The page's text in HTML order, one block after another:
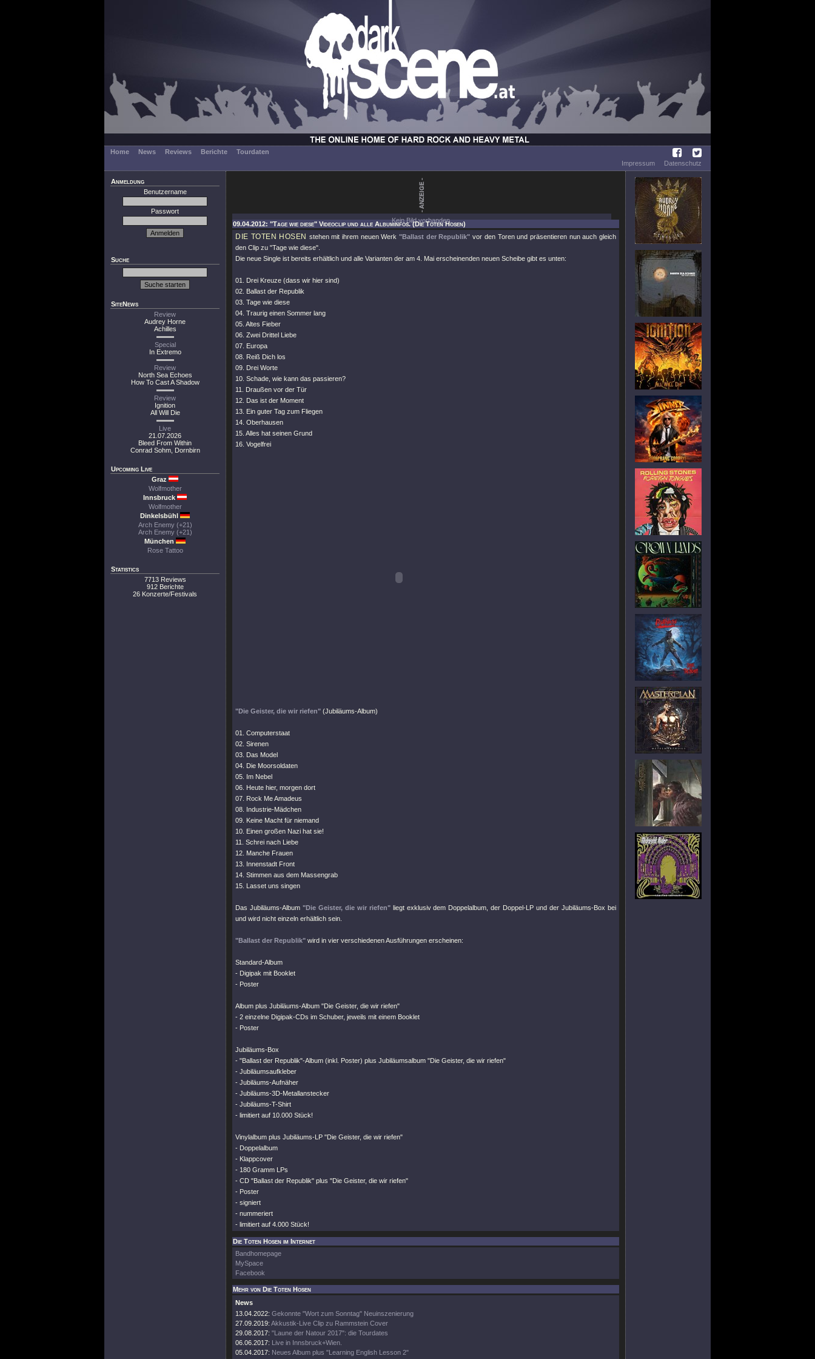
Home News Reviews Berichte
Tourdaten
Impressum
Datenschutz
Anmeldung
Benutzername
Passwort
Suche
SiteNews
Review
Audrey Horne
Achilles
Special
In Extremo
Review
North Sea Echoes
How To Cast A Shadow
Review
Ignition
All Will Die
Live
21.07.2026
Bleed From Within
Conrad Sohm, Dornbirn
Upcoming Live
Graz
Wolfmother
Innsbruck
Wolfmother
Dinkelsbühl
Arch Enemy (+21)
Arch Enemy (+21)
München
Rose Tattoo
Statistics
7713 Reviews
912 Berichte
26 Konzerte/Festivals
Kein Bild vorhanden.
09.04.2012: "Tage wie diese" Videoclip und alle Albuminfos. (Die Toten Hosen)
DIE TOTEN HOSEN stehen mit ihrem neuen Werk"Ballast der Republik" vor den Toren und präsentieren nun auch gleich
den Clip zu "Tage wie diese"
Die neue Single ist bereits erhältlich und alle Varianten der am 4. Mai erscheinenden neuen Scheibe gibt es unten:
01. Drei Kreuze (dass wir hier sind)
02. Ballast der Republik
03. Tage wie diese
04. Traurig einen Sommer lang
05. Altes Fieber
06. Zwei Drittel Liebe
07. Europa
08. Reiß Dich los
09. Drei Worte
10. Schade, wie kann das passieren?
11. Draußen vor der Tür
12. Das ist der Moment
13. Ein guter Tag zum Fliegen
14. Oberhausen
15. Alles hat seinen Grund
16. Vogelfrei
"Die Geister, die wir riefen" (Jubiläums-Album)
01. Computerstaat
02. Sirenen
03. Das Model
04. Die Moorsoldaten
05. Im Nebel
06. Heute hier, morgen dort
07. Rock Me Amadeus
08. Industrie-Mädchen
09. Keine Macht für niemand
10. Einen großen Nazi hat sie!
11. Schrei nach Liebe
12. Manche Frauen
13. Innenstadt Front
14. Stimmen aus dem Massengrab
15. Lasset uns singen
Das Jubiläums-Album "Die Geister, die wir riefen"liegt exklusiv dem Doppelalbum, der Doppel-LP und der Jubiläums-Box bei
und wird nicht einzeln erhältlich sein.
"Ballast der Republik" wird in vier verschiedenen Ausführungen erscheinen:
Standard-Album
- Digipak mit Booklet
- Poster
Album plus Jubiläums-Album "Die Geister, die wir riefen"
- 2 einzelne Digipak-CDs im Schuber, jeweils mit einem Booklet
- Poster
Jubiläums-Box
- "Ballast der Republik"-Album (inkl. Poster) plus Jubiläumsalbum "Die Geister, die wir riefen"
- Jubiläumsaufkleber
- Jubiläums-Aufnäher
- Jubiläums-3D-Metallanstecker
- Jubiläums-T-Shirt
- limitiert auf 10.000 Stück!
Vinylalbum plus Jubiläums-LP "Die Geister, die wir riefen"
- Doppelalbum
- Klappcover
- 180 Gramm LPs
- CD "Ballast der Republik" plus "Die Geister, die wir riefen"
- Poster
- signiert
- nummeriert
- limitiert auf 4.000 Stück!
Die Toten Hosen im Internet
Bandhomepage
MySpace
Facebook
Mehr von Die Toten Hosen
News
13.04.2022: Gekonnte "Wort zum Sonntag" Neuinszenierung
27.09.2019: Akkustik-Live Clip zu Rammstein Cover
29.08.2017: "Laune der Natour 2017": die Tourdates
06.06.2017: Live in Innsbruck+Wien.
05.04.2017: Neues Album plus "Learning English Lesson 2"